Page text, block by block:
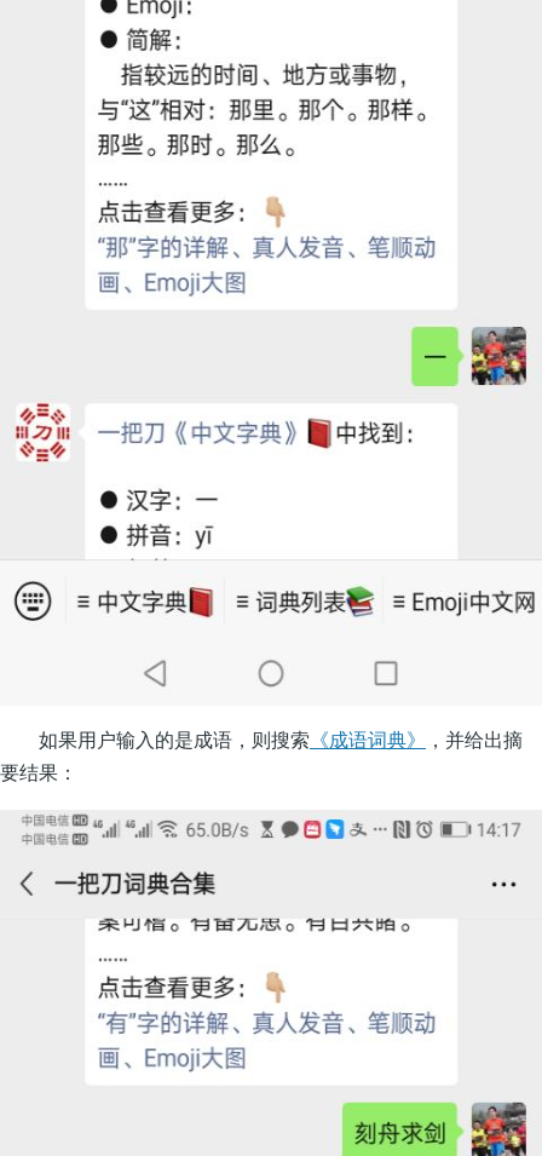
如果用户输入的是成语，则搜索 《成语词典》
，并给出摘
要结果：